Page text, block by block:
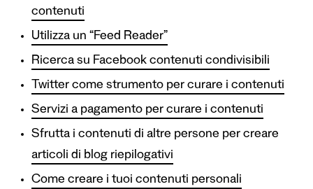
contenuti
Utilizza un “Feed Reader”
Ricerca su Facebook contenuti condivisibili
Twitter come strumento per curare i contenuti
Servizi a pagamento per curare i contenuti
Sfrutta i contenuti di altre persone per creare
articoli di blog riepilogativi
Come creare i tuoi contenuti personali